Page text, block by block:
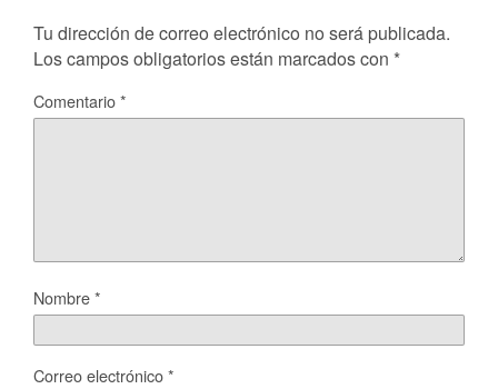
Tu dirección de correo electrónico no será publicada.
Los campos obligatorios están marcados con *
Comentario*
Nombre*
Correo electrónico*